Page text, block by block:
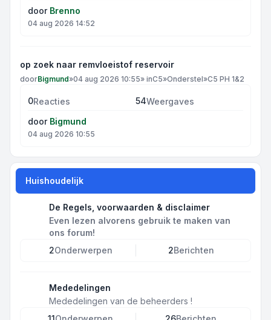
door Brenno
04 aug 2026 14:52
op zoek naar remvloeistof reservoir
doorBigmund»04 aug 2026 10:55» inC5»Onderstel»C5 PH 1&2
0Reacties 54Weergaves
door Bigmund
04 aug 2026 10:55
Huishoudelijk
De Regels, voorwaarden & disclaimer
Even lezen alvorens gebruik te maken van
ons forum!
2Onderwerpen 2Berichten
Mededelingen
Mededelingen van de beheerders !